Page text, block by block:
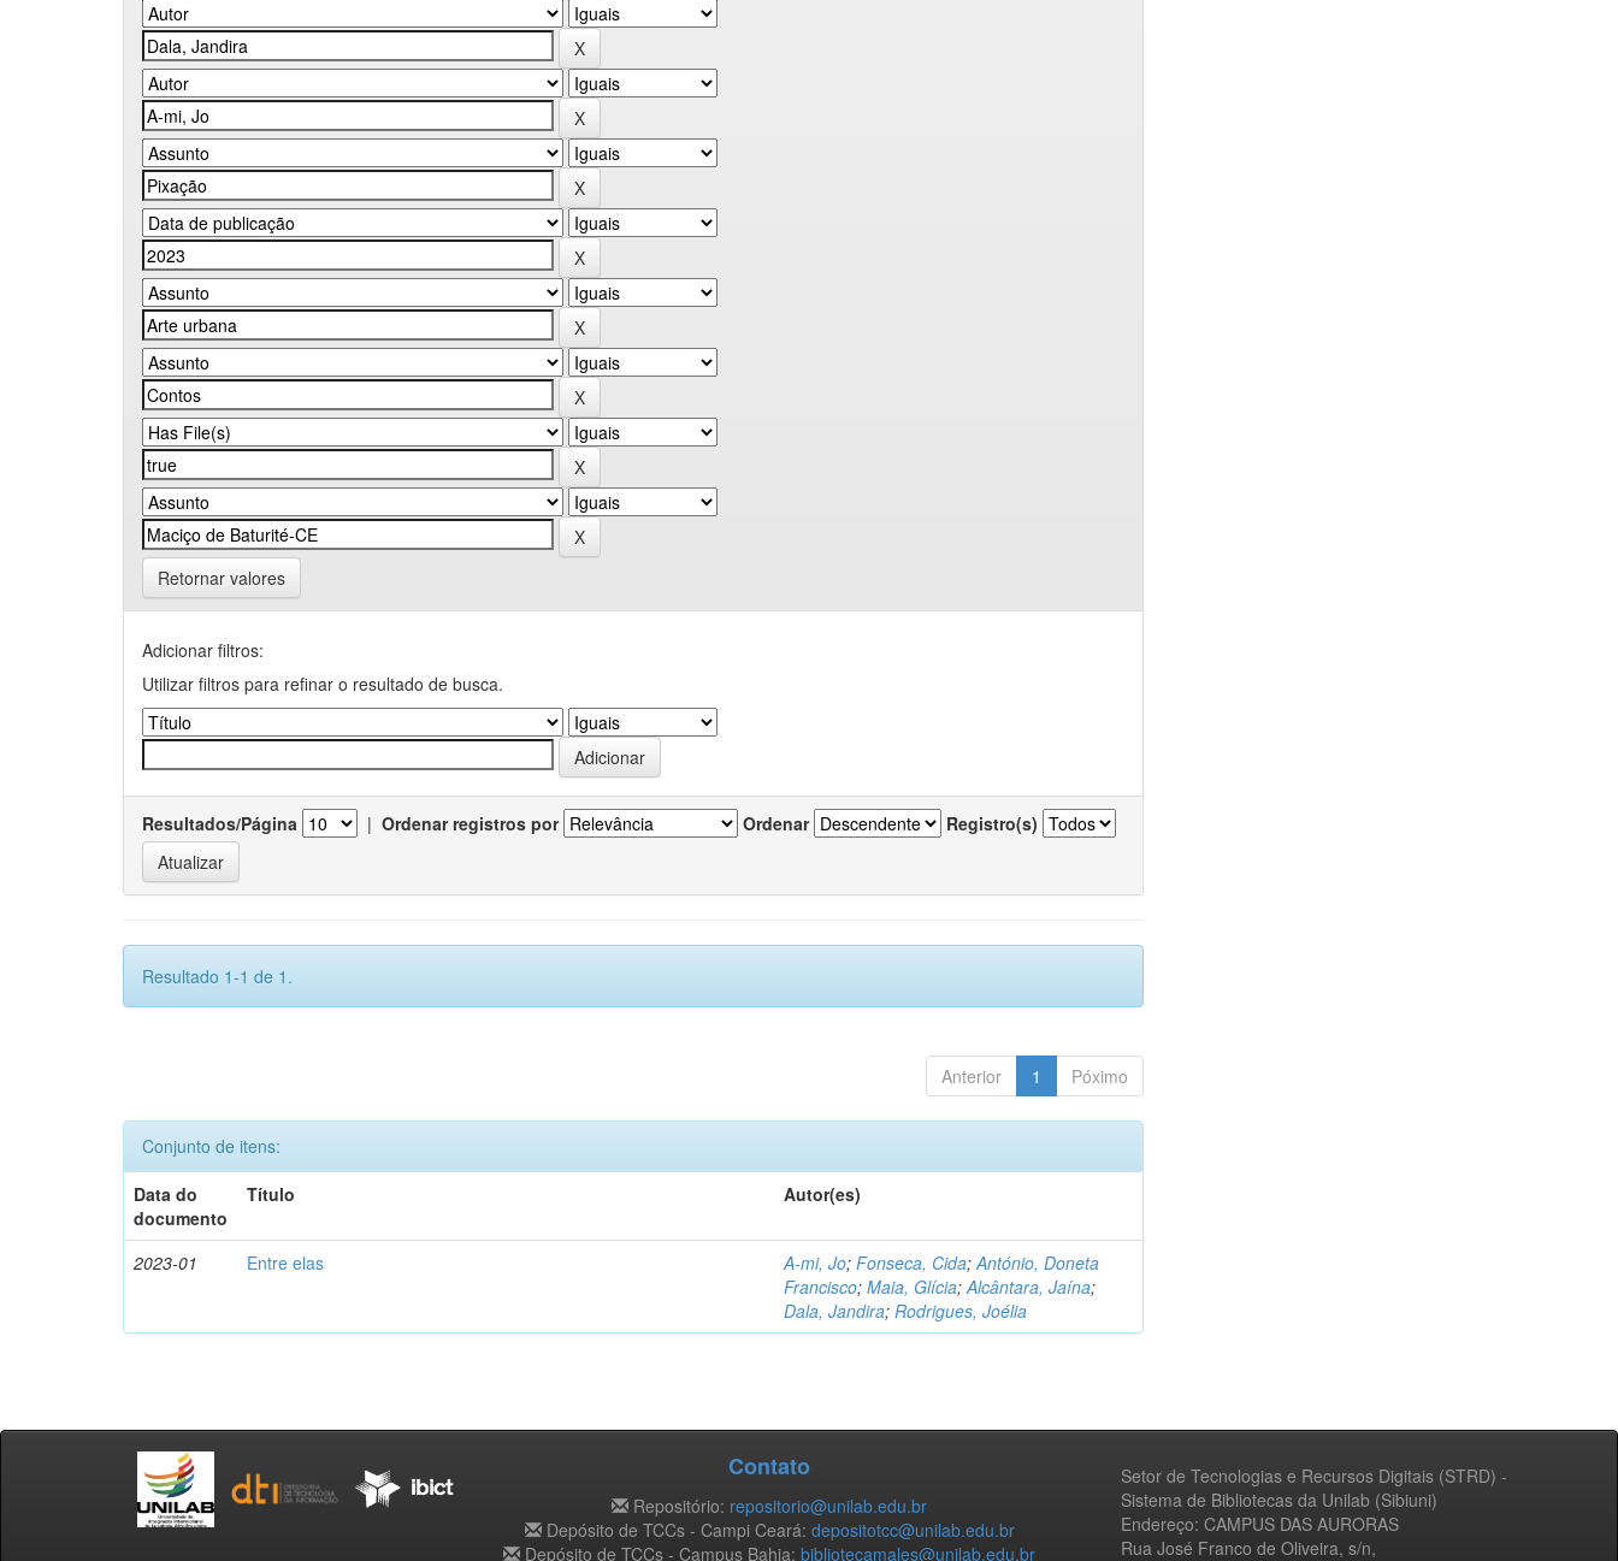
Retornar valores
Adicionar filtros:
Utilizar filtros para refinar o resultado de busca.
Resultados/Página | Ordenar registros por Ordenar Registro(s)
Resultado 1-1 de 1.
Anterior 1 Póximo
Conjunto de itens:
Data do
documento
Título Autor(es)
2023-01 Entre elas A-mi, Jo;Fonseca, Cida;António, Doneta
Francisco;Maia, Glícia;Alcântara, Jaína;
Dala, Jandira;Rodrigues, Joélia
Setor de Tecnologias e Recursos Digitais (STRD) -
Sistema de Bibliotecas da Unilab (Sibiuni)
Endereço: CAMPUS DAS AURORAS
Rua José Franco de Oliveira, s/n,
Contato
Repositório: repositorio@unilab.edu.br
Depósito de TCCs - Campi Ceará: depositotcc@unilab.edu.br
Depósito de TCCs - Campus Bahia: bibliotecamales@unilab.edu.br